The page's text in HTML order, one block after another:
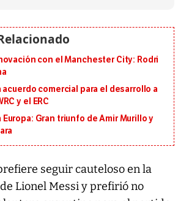
con el Manchester City: Rodri
acuerdo comercial para el desarrollo a
y el ERC
Gran triunfo de Amir Murillo y
seguir cauteloso en la
Lionel Messi y prefirió no